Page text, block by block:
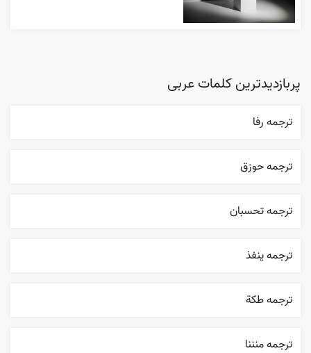
پربازدیدترین کلمات عربی
ترجمه رفا
ترجمه حوزق
ترجمه تحسبان
ترجمه ينفذ
ترجمه طکة
ترجمه منننا